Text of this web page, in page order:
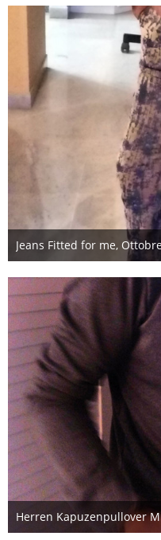
Jeans Fitted for me,
9. Januar 2018
Herren Kapuzenpullover
9. Januar 2018